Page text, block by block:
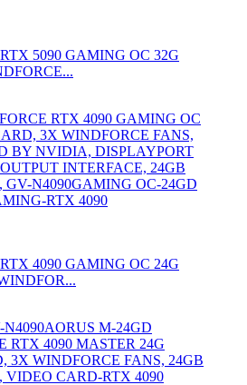
5090 GAMING OC 32G
4090 GAMING OC 24G